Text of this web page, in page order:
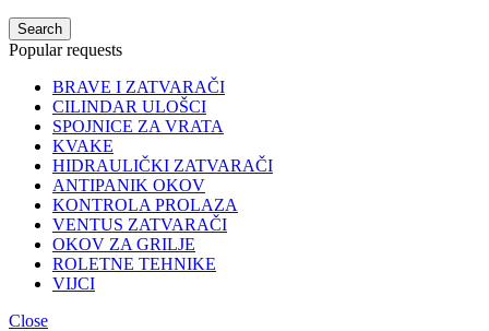
Search
Popular requests
BRAVE I ZATVARAČI
CILINDAR ULOŠCI
SPOJNICE ZA VRATA
KVAKE
HIDRAULIČKI ZATVARAČI
ANTIPANIK OKOV
KONTROLA PROLAZA
VENTUS ZATVARAČI
OKOV ZA GRILJE
ROLETNE TEHNIKE
VIJCI
Close